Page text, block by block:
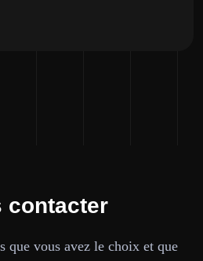
contacter
que vous avez le choix et que